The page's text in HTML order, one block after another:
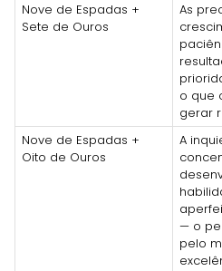
Nove de Espadas +
Sete de Ouros
As
o que
gerar
Nove de Espadas +
Oito de Ouros
A
— o
pelo